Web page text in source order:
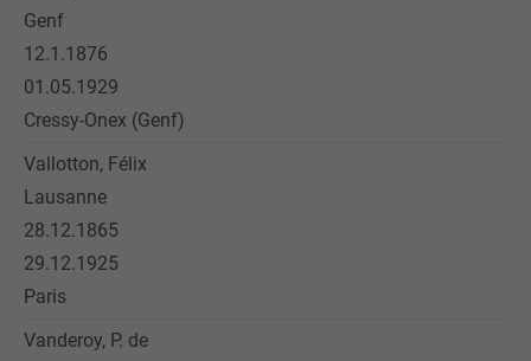
Genf
12.1.1876
01.05.1929
Cressy-Onex (Genf)
Vallotton, Félix
Lausanne
28.12.1865
29.12.1925
Paris
Vanderoy, P. de